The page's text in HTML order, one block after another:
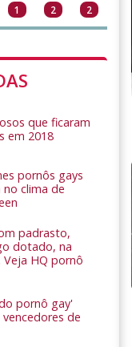
1 2 2
que ficaram
em 2018
pornôs gays
clima de
padrasto,
dotado, na
Veja HQ pornô
pornô gay'
de